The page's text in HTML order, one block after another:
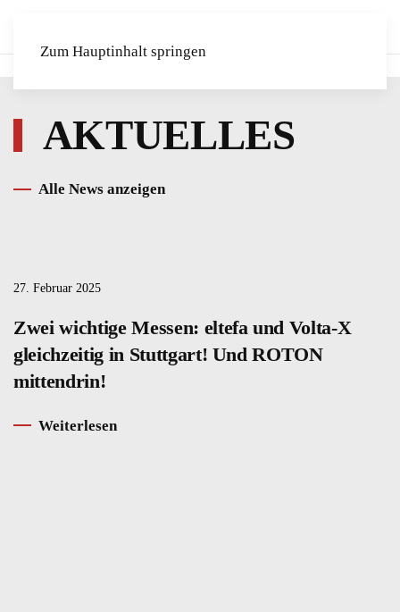
Zum Hauptinhalt springen
AKTUELLES
Alle News anzeigen
27. Februar 2025
Zwei wichtige Messen: eltefa und Volta-X
gleichzeitig in Stuttgart! Und ROTON
mittendrin!
Weiterlesen